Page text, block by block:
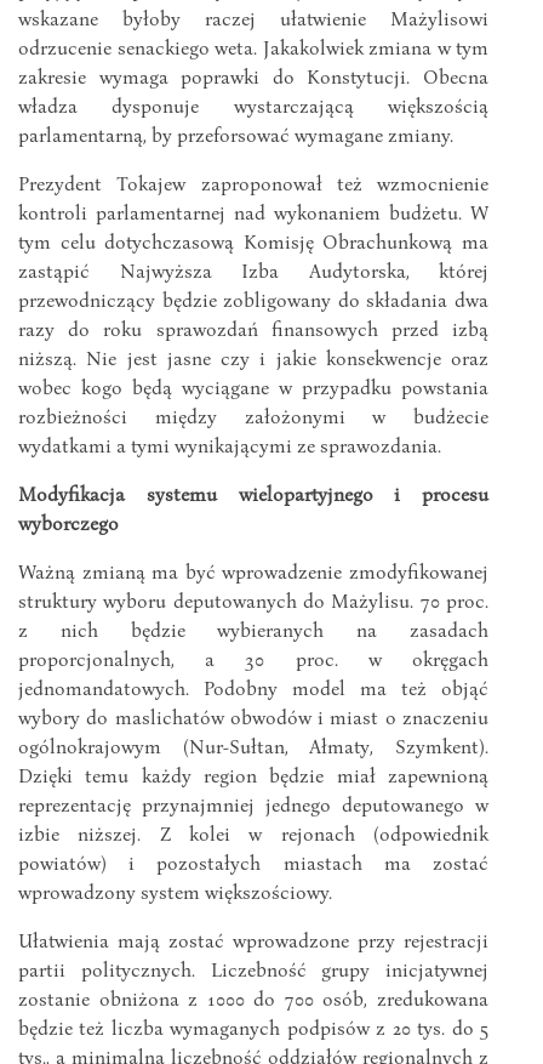
wskazane byłoby raczej ułatwienie Mażylisowi
odrzucenie senackiego weta. Jakakolwiek zmiana w tym
zakresie wymaga poprawki do Konstytucji. Obecna
władza dysponuje wystarczającą większością
parlamentarną, by przeforsować wymagane zmiany.
Prezydent Tokajew zaproponował też wzmocnienie
kontroli parlamentarnej nad wykonaniem budżetu. W
tym celu dotychczasową Komisję Obrachunkową ma
zastąpić Najwyższa Izba Audytorska, której
przewodniczący będzie zobligowany do składania dwa
razy do roku sprawozdań finansowych przed izbą
niższą. Nie jest jasne czy i jakie konsekwencje oraz
wobec kogo będą wyciągane w przypadku powstania
rozbieżności między założonymi w budżecie
wydatkami a tymi wynikającymi ze sprawozdania.
Modyfikacja systemu wielopartyjnego i procesu
wyborczego
Ważną zmianą ma być wprowadzenie zmodyfikowanej
struktury wyboru deputowanych do Mażylisu. 70 proc.
z nich będzie wybieranych na zasadach
proporcjonalnych, a 30 proc. w okręgach
jednomandatowych. Podobny model ma też objąć
wybory do maslichatów obwodów i miast o znaczeniu
ogólnokrajowym (Nur-Sułtan, Ałmaty, Szymkent).
Dzięki temu każdy region będzie miał zapewnioną
reprezentację przynajmniej jednego deputowanego w
izbie niższej. Z kolei w rejonach (odpowiednik
powiatów) i pozostałych miastach ma zostać
wprowadzony system większościowy.
Ułatwienia mają zostać wprowadzone przy rejestracji
partii politycznych. Liczebność grupy inicjatywnej
zostanie obniżona z 1000 do 700 osób, zredukowana
będzie też liczba wymaganych podpisów z 20 tys. do 5
tys., a minimalna liczebność oddziałów regionalnych z